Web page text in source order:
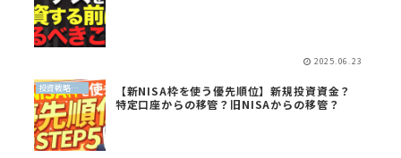
2025.06.23
投資戦略（全世界投資）
【新NISA枠を使う優先順位】新規投資資金？
特定口座からの移管？旧NISAからの移管？